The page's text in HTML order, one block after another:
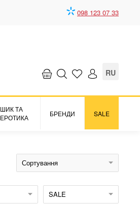
098 123 07 33
RU
ШИК ТА
ЕРОТИКА
БРЕНДИ SALE
Сортування
SALE